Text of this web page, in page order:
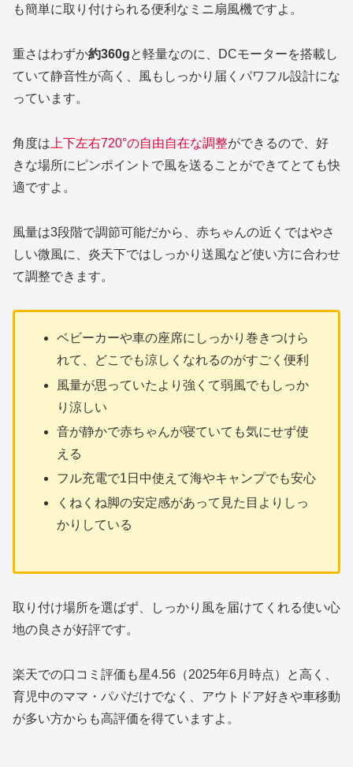
も簡単に取り付けられる便利なミニ扇風機ですよ。
重さはわずか約360gと軽量なのに、DCモーターを搭載し
ていて静音性が高く、風もしっかり届くパワフル設計にな
っています。
角度は 上下左右720°の自由自在な調整ができるので、好
きな場所にピンポイントで風を送ることができてとても快
適ですよ。
風量は3段階で調節可能だから、赤ちゃんの近くではやさ
しい微風に、炎天下ではしっかり送風など使い方に合わせ
て調整できます。
ベビーカーや車の座席にしっかり巻きつけら
れて、どこでも涼しくなれるのがすごく便利
風量が思っていたより強くて弱風でもしっか
り涼しい
音が静かで赤ちゃんが寝ていても気にせず使
える
フル充電で1日中使えて海やキャンプでも安心
くねくね脚の安定感があって見た目よりしっ
かりしている
取り付け場所を選ばず、しっかり風を届けてくれる使い心
地の良さが好評です。
楽天での口コミ評価も星4.56（2025年6月時点）と高く、
育児中のママ・パパだけでなく、アウトドア好きや車移動
が多い方からも高評価を得ていますよ。